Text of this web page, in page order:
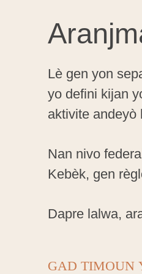
Lè gen yon
yo defini kijan
aktivite andeyò
Nan nivo
Kebèk, gen
Dapre lalwa,
GAD TIMOUN